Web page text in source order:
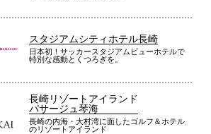
スタジアムシティホテル長崎
日本初！サッカースタジアムビューホテルで
特別な感動とくつろぎを。
長崎リゾートアイランド
パサージュ琴海
長崎の内海・大村湾に面したゴルフ＆ホテル
のリゾートアイランド